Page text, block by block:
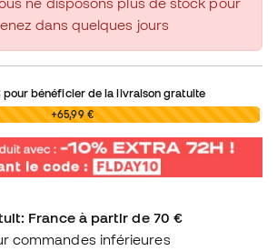
dans quelques jours
pour bénéficier de la livraison gratuite
+65,99 €
France à partir de 70 €
commandes inférieures